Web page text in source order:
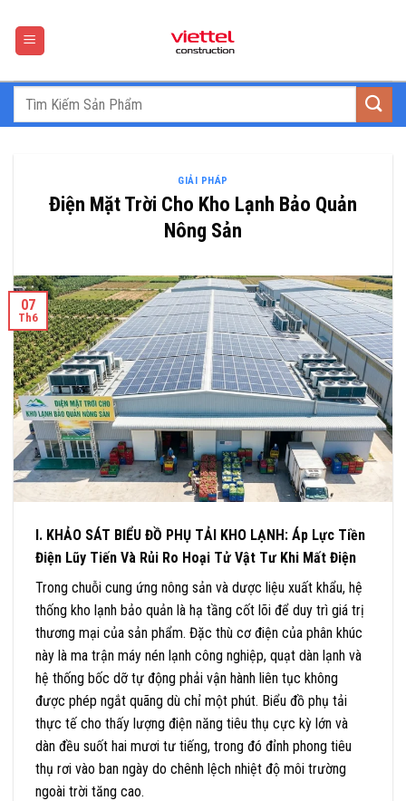
content
GIẢI PHÁP
Điện Mặt Trời Cho Kho Lạnh Bảo Quản
Nông Sản
07
Th6
I. KHẢO SÁT BIỂU ĐỒ PHỤ TẢI KHO LẠNH: Áp Lực Tiền
Điện Lũy Tiến Và Rủi Ro Hoại Tử Vật Tư Khi Mất Điện
Trong chuỗi cung ứng nông sản và dược liệu xuất khẩu, hệ
thống kho lạnh bảo quản là hạ tầng cốt lõi để duy trì giá trị
thương mại của sản phẩm. Đặc thù cơ điện của phân khúc
này là ma trận máy nén lạnh công nghiệp, quạt dàn lạnh và
hệ thống bốc dỡ tự động phải vận hành liên tục không
được phép ngắt quãng dù chỉ một phút. Biểu đồ phụ tải
thực tế cho thấy lượng điện năng tiêu thụ cực kỳ lớn và
dàn đều suốt hai mươi tư tiếng, trong đó đỉnh phong tiêu
thụ rơi vào ban ngày do chênh lệch nhiệt độ môi trường
ngoài trời tăng cao.